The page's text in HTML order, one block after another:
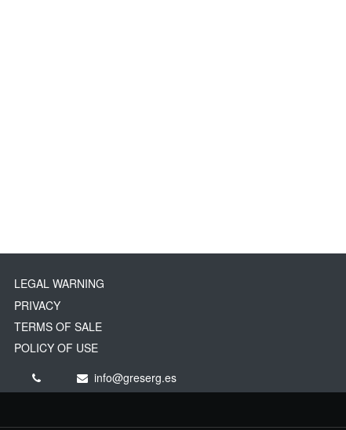
LEGAL WARNING
PRIVACY
TERMS OF SALE
POLICY OF USE
info@greserg.es